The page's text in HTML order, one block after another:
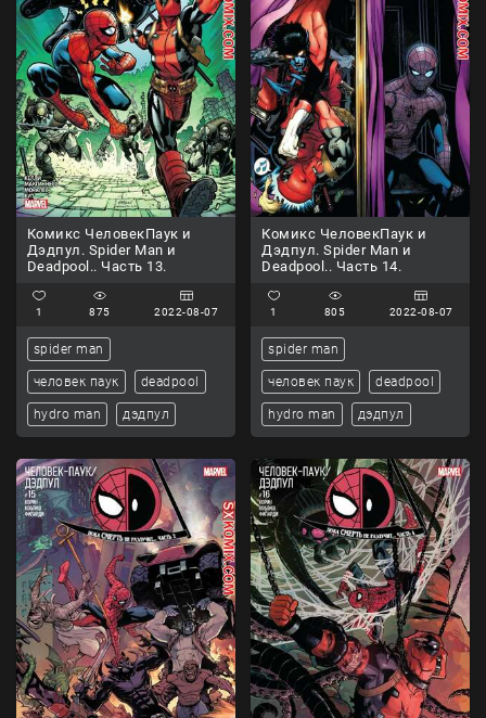
Комикс ЧеловекПаук и
Дэдпул. Spider Man и
Deadpool.. Часть 13.
1 875 2022-08-07
spider man
человек паук deadpool
hydro man дэдпул
Комикс ЧеловекПаук и
Дэдпул. Spider Man и
Deadpool.. Часть 14.
1 805 2022-08-07
spider man
человек паук deadpool
hydro man дэдпул